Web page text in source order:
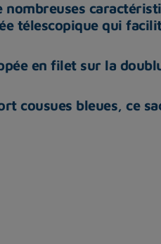
télescopique qui
en filet sur la
cousues bleues, ce